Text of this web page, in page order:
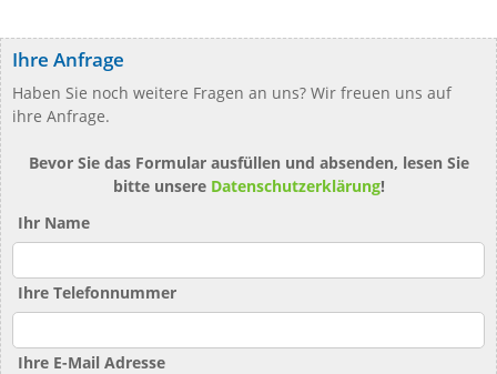
Ihre Anfrage
Haben Sie noch weitere Fragen an uns? Wir freuen uns auf
ihre Anfrage.
Bevor Sie das Formular ausfüllen und absenden, lesen Sie
bitte unsere Datenschutzerklärung!
Ihr Name
Ihre Telefonnummer
Ihre E-Mail Adresse